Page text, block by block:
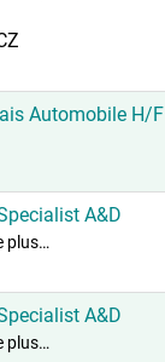
Automobile H/F
A&D
plus…
A&D
plus…